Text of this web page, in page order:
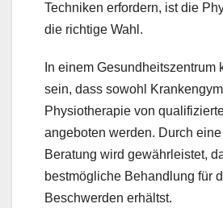
Techniken erfordern, ist die
die richtige Wahl.
In einem Gesundheitszentrum
sein, dass sowohl
Physiotherapie von
angeboten werden. Durch
Beratung wird gewährleistet,
bestmögliche Behandlung für
Beschwerden erhältst.